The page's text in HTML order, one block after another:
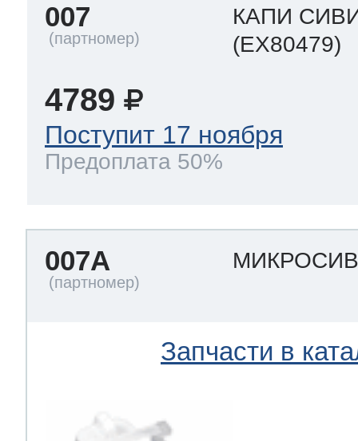
007
КАПИ
(EX80479)
4789
Поступит 17 ноября
Предоплата 50%
007A
Запчасти в